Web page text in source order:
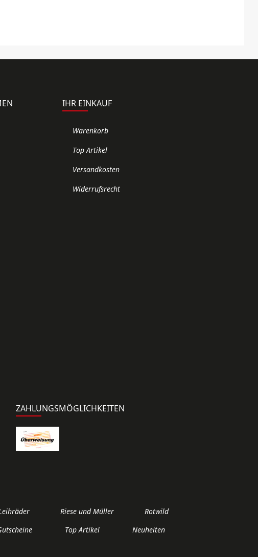
IHR EINKAUF
Warenkorb
Top Artikel
Versandkosten
Widerrufsrecht
ZAHLUNGSMÖGLICHKEITEN
Riese und Müller
Rotwild
Top Artikel
Neuheiten